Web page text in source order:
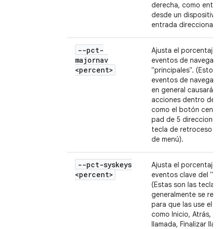
derecha, como
desde un dispositivo
entrada direccional).
--pct-
majornav
<percent>
Ajusta el porcentaje
eventos de
"principales". (Estos
eventos de
en general causarán
acciones dentro de
como el botón
pad de 5
tecla de retroceso o
de menú).
--pct-syskeys
<percent>
Ajusta el porcentaje
eventos clave del
(Estas son las teclas
generalmente se
para que las use el
como Inicio, Atrás,
llamada, Finalizar